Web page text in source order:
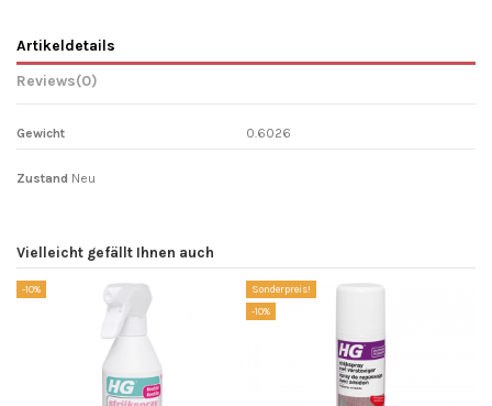
Artikeldetails
Reviews(0)
Gewicht 0.6026
Zustand Neu
Vielleicht gefällt Ihnen auch
-10%
Sonderpreis!
-10%